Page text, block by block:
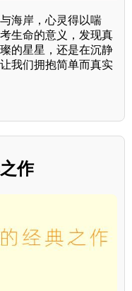
海岸，心灵得以喘
生命的意义，发现真
的星星，还是在沉静
我们拥抱简单而真实
作